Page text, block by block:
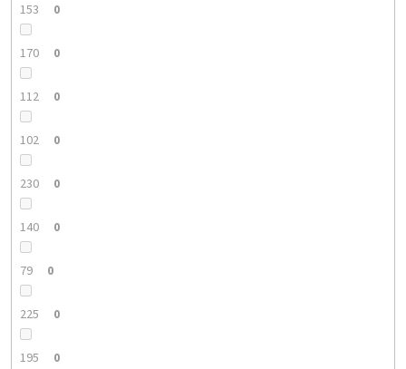
153 0
170 0
112 0
102 0
230 0
140 0
79 0
225 0
195 0